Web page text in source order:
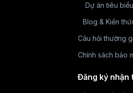
Dự án tiêu biểu
Blog & Kiến
Câu hỏi thường
Chính sách bảo
Đăng ký nhận